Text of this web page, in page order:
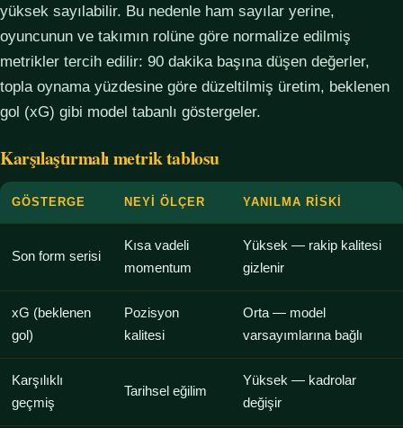
yüksek sayılabilir. Bu nedenle ham sayılar yerine,
oyuncunun ve takımın rolüne göre normalize edilmiş
metrikler tercih edilir: 90 dakika başına düşen değerler,
topla oynama yüzdesine göre düzeltilmiş üretim, beklenen
gol (xG) gibi model tabanlı göstergeler.
Karşılaştırmalı metrik tablosu
GÖSTERGE NEYI ÖLÇER YANILMA RISKI
Son form serisi
Kısa vadeli
momentum
Yüksek — rakip kalitesi
gizlenir
xG (beklenen
gol)
Pozisyon
kalitesi
Orta — model
varsayımlarına bağlı
Karşılıklı
geçmiş
Tarihsel eğilim
Yüksek — kadrolar
değişir